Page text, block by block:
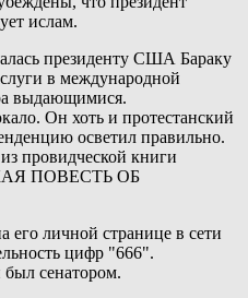
ислам.
президенту США Бараку
в международной
выдающимися.
Он хоть и протестанский
осветил правильно.
провидческой книги
ПОВЕСТЬ ОБ
его личной странице в сети
цифр "666".
был сенатором.